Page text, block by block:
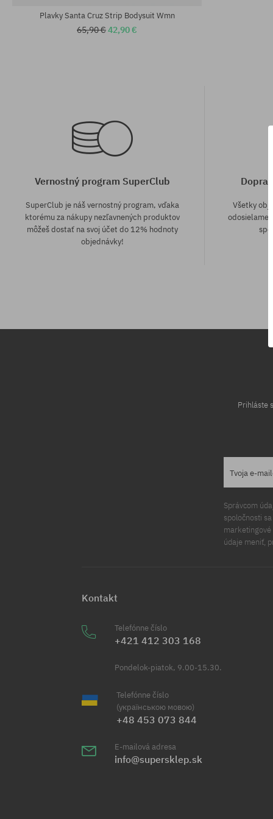
Plavky Santa Cruz Strip Bodysuit Wmn
65,90 €42,90 €
Vernostný program SuperClub
SuperClub je náš vernostný program, vďaka
ktorému za nákupy nezľavnených produktov
môžeš dostať na svoj účet do 12% hodnoty
objednávky!
Všetky
odosielame
Prihláste
Tvoja e-
Správcom
spoločnosti
marketingové
údaje meniť,
Kontakt
Telefónne číslo
+421 412 303 168
Pondelok-piatok, 9.00-15.30.
Telefónne číslo
(українською мовою)
+48 453 073 844
E-mailová adresa
info@supersklep.sk